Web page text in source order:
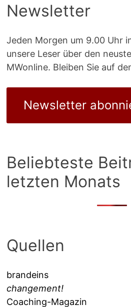
Newsletter
Jeden Morgen um 9.00 Uhr
unsere Leser über den
MWonline. Bleiben Sie auf
Newsletter
Beliebteste
letzten Monats
Quellen
brandeins
changement!
Coaching-Magazin